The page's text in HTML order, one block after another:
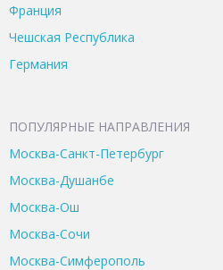
Франция
Чешская Республика
Германия
ПОПУЛЯРНЫЕ НАПРАВЛЕНИЯ
Москва-Санкт-Петербург
Москва-Душанбе
Москва-Ош
Москва-Сочи
Москва-Симферополь